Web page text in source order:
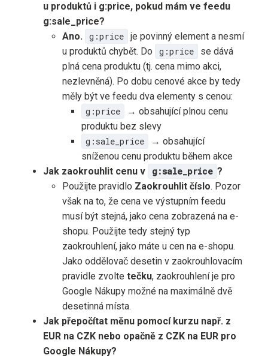
u produktů i g:price, pokud mám ve feedu
g:sale_price?
Ano. g:price je povinný element a nesmí
u produktů chybět. Do
g:price
se dává
plná cena produktu (tj. cena mimo akci,
nezlevněná). Po dobu cenové akce by tedy
měly být ve feedu dva elementy s cenou:
g:price
→ obsahující plnou cenu
produktu bez slevy
g:sale_price
→ obsahující
sníženou cenu produktu během akce
Jak zaokrouhlit cenu v
g:sale_price ?
Použijte pravidlo Zaokrouhlit číslo. Pozor
však na to, že cena ve výstupním feedu
musí být stejná, jako cena zobrazená na e-
shopu. Použijte tedy stejný typ
zaokrouhlení, jako máte u cen na e-shopu.
Jako oddělovač desetin v zaokrouhlovacím
pravidle zvolte tečku, zaokrouhlení je pro
Google Nákupy možné na maximálně dvě
desetinná místa.
Jak přepočítat měnu pomocí kurzu např. z
EUR na CZK nebo opačně z CZK na EUR pro
Google Nákupy?